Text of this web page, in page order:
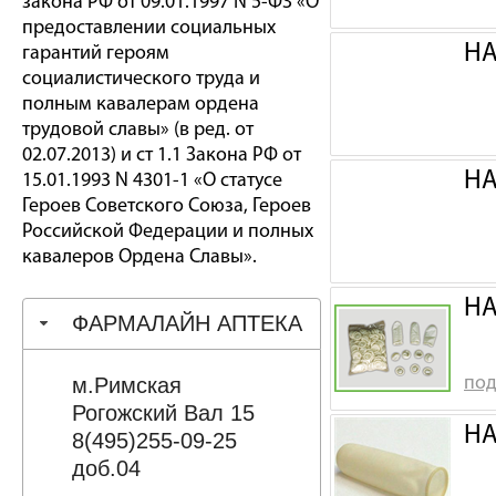
предоставлении социальных
гарантий героям
социалистического труда и
полным кавалерам ордена
трудовой славы» (в ред. от
02.07.2013) и ст 1.1 Закона РФ от
15.01.1993 N 4301-1 «О статусе
Героев Советского Союза, Героев
Российской Федерации и полных
кавалеров Ордена Славы».
ФАРМАЛАЙН АПТЕКА
м.Римская
Рогожский Вал 15
8(495)255-09-25
доб.04